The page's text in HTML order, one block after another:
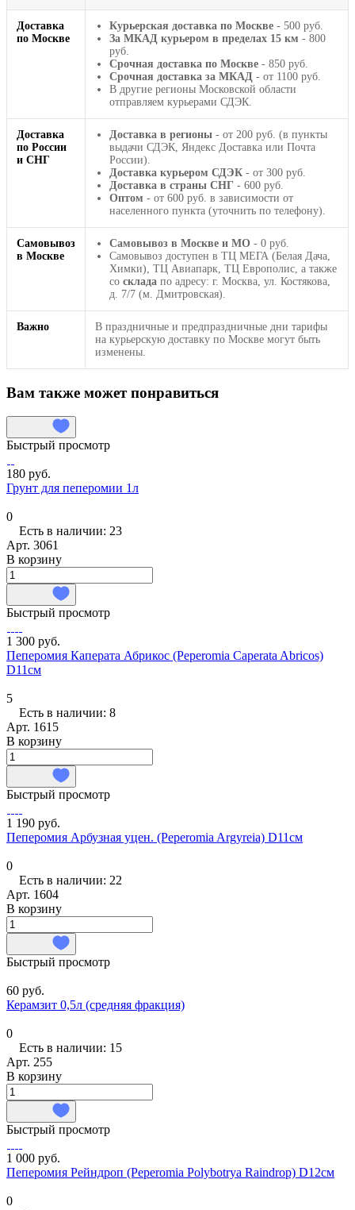
Доставка
по Москве
Курьерская доставка по Москве - 500 руб.
За МКАД курьером в пределах 15 км - 800
руб.
Срочная доставка по Москве - 850 руб.
Срочная доставка за МКАД - от 1100 руб.
В другие регионы Московской области
отправляем курьерами СДЭК.
Доставка
по России
и СНГ
Доставка в регионы - от 200 руб. (в пункты
выдачи СДЭК, Яндекс Доставка или Почта
России).
Доставка курьером СДЭК - от 300 руб.
Доставка в страны СНГ - 600 руб.
Оптом - от 600 руб. в зависимости от
населенного пункта (уточнить по телефону).
Самовывоз
в Москве
Самовывоз в Москве и МО - 0 руб.
Самовывоз доступен в ТЦ МЕГА (Белая Дача,
Химки), ТЦ Авиапарк, ТЦ Европолис, а также
со склада по адресу: г. Москва, ул. Костякова,
д. 7/7 (м. Дмитровская).
Важно
В праздничные и предпраздничные дни тарифы
на курьерскую доставку по Москве могут быть
изменены.
Вам также может понравиться
Быстрый просмотр
180 руб.
Грунт для пеперомии 1л
0
Есть в наличии: 23
Арт. 3061
В корзину
Быстрый просмотр
1 300 руб.
Пеперомия Каперата Абрикос (Peperomia Caperata Abriсos)
D11см
5
Есть в наличии: 8
Арт. 1615
В корзину
Быстрый просмотр
1 190 руб.
Пеперомия Арбузная уцен. (Peperomia Argyreia) D11см
0
Есть в наличии: 22
Арт. 1604
В корзину
Быстрый просмотр
60 руб.
Керамзит 0,5л (средняя фракция)
0
Есть в наличии: 15
Арт. 255
В корзину
Быстрый просмотр
1 000 руб.
Пеперомия Рейндроп (Peperomia Polybotrya Raindrop) D12см
0